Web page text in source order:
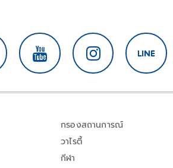
กรองสถานการณ์
วาไรตี้
กีฬา